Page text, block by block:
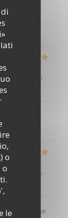
o
le
/ Prezzo :
/ Prezzo :
sympathique.